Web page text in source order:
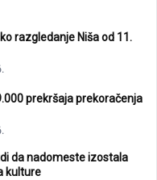
razgledanje Niša od 11.
prekršaja prekoračenja
da nadomeste izostala
kulture